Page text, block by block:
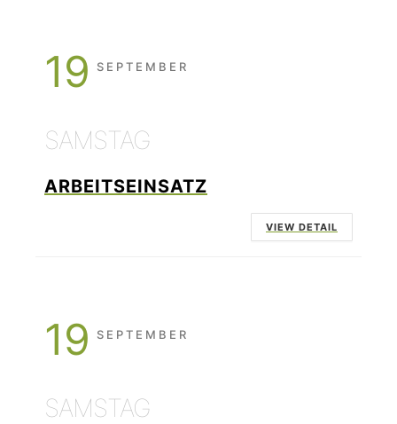
19 SEPTEMBER
SAMSTAG
ARBEITSEINSATZ
VIEW DETAIL
19 SEPTEMBER
SAMSTAG